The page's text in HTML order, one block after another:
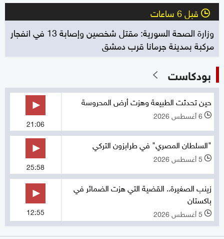
l قبل 6 ساعات
وزارة الصحة السورية: مقتل شخصين وإصابة 13 في انفجار
مركبة بمدينة جرمانا قرب دمشق
بودكاست
حين تحدثت الطبيعة وهزت أرض المحروسة
l 6 أغسطس 2026
21:06
"السلطان المصري" في طرابزون التركي
l 5 أغسطس 2026
25:58
زينب الصغيرة.. القضية التي هزت الضمائر في
باكستان
l 5 أغسطس 2026 12:55